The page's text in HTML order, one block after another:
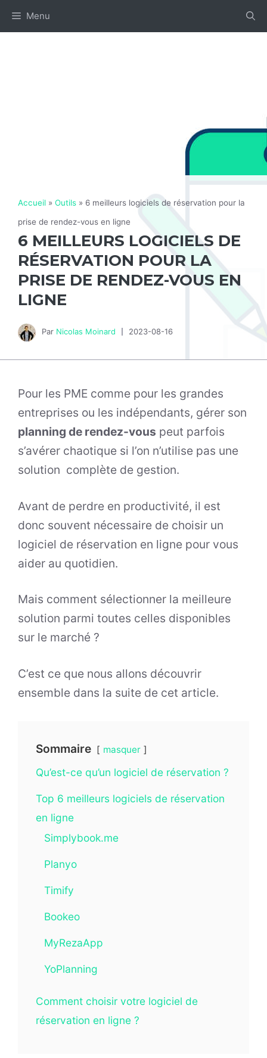
Aller Menu
Accueil » Outils » 6 meilleurs logiciels de réservation pour la
prise de rendez-vous en ligne
6 MEILLEURS LOGICIELS DE
RÉSERVATION POUR LA
PRISE DE RENDEZ-VOUS EN
LIGNE
Par Nicolas Moinard 2023-08-16
Pour les PME comme pour les grandes
entreprises ou les indépendants, gérer son
planning de rendez-vous peut parfois
s’avérer chaotique si l’on n’utilise pas une
solution complète de gestion.
Avant de perdre en productivité, il est
donc souvent nécessaire de choisir un
logiciel de réservation en ligne pour vous
aider au quotidien.
Mais comment sélectionner la meilleure
solution parmi toutes celles disponibles
sur le marché ?
C’est ce que nous allons découvrir
ensemble dans la suite de cet article.
Sommaire masquer
Qu’est-ce qu’un logiciel de réservation ?
Top 6 meilleurs logiciels de réservation
en ligne
Simplybook.me
Planyo
Timify
Bookeo
MyRezaApp
YoPlanning
Comment choisir votre logiciel de
réservation en ligne ?